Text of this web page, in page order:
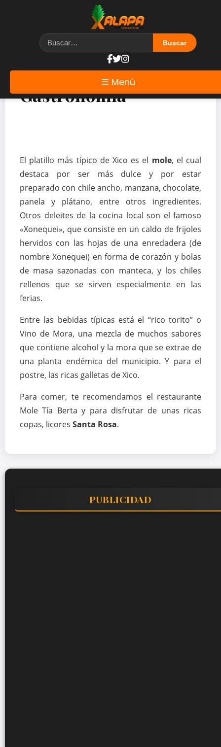
☰ Menú
Gastronomía
El platillo más típico de Xico es el mole, el cual
destaca por ser más dulce y por estar
preparado con chile ancho, manzana, chocolate,
panela y plátano, entre otros ingredientes.
Otros deleites de la cocina local son el famoso
«Xonequei», que consiste en un caldo de frijoles
hervidos con las hojas de una enredadera (de
nombre Xonequei) en forma de corazón y bolas
de masa sazonadas con manteca, y los chiles
rellenos que se sirven especialmente en las
ferias.
Entre las bebidas típicas está el “rico torito” o
Vino de Mora, una mezcla de muchos sabores
que contiene alcohol y la mora que se extrae de
una planta endémica del municipio. Y para el
postre, las ricas galletas de Xico.
Para comer, te recomendamos el restaurante
Mole Tía Berta y para disfrutar de unas ricas
copas, licores Santa Rosa.
PUBLICIDAD